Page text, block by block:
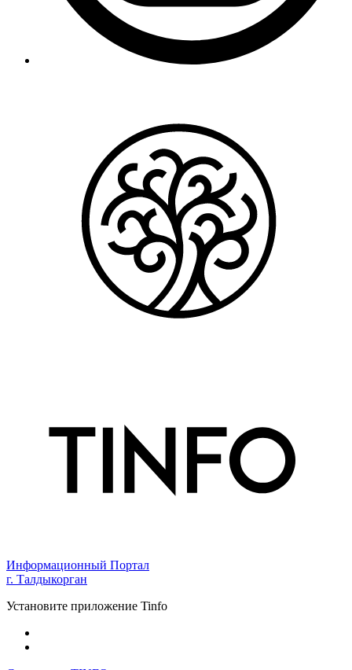
Информационный Портал
г. Талдыкорган
Установите приложение Tinfo